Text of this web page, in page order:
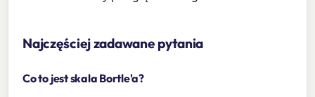
Najczęściej zadawane pytania
Co to jest skala Bortle'a?